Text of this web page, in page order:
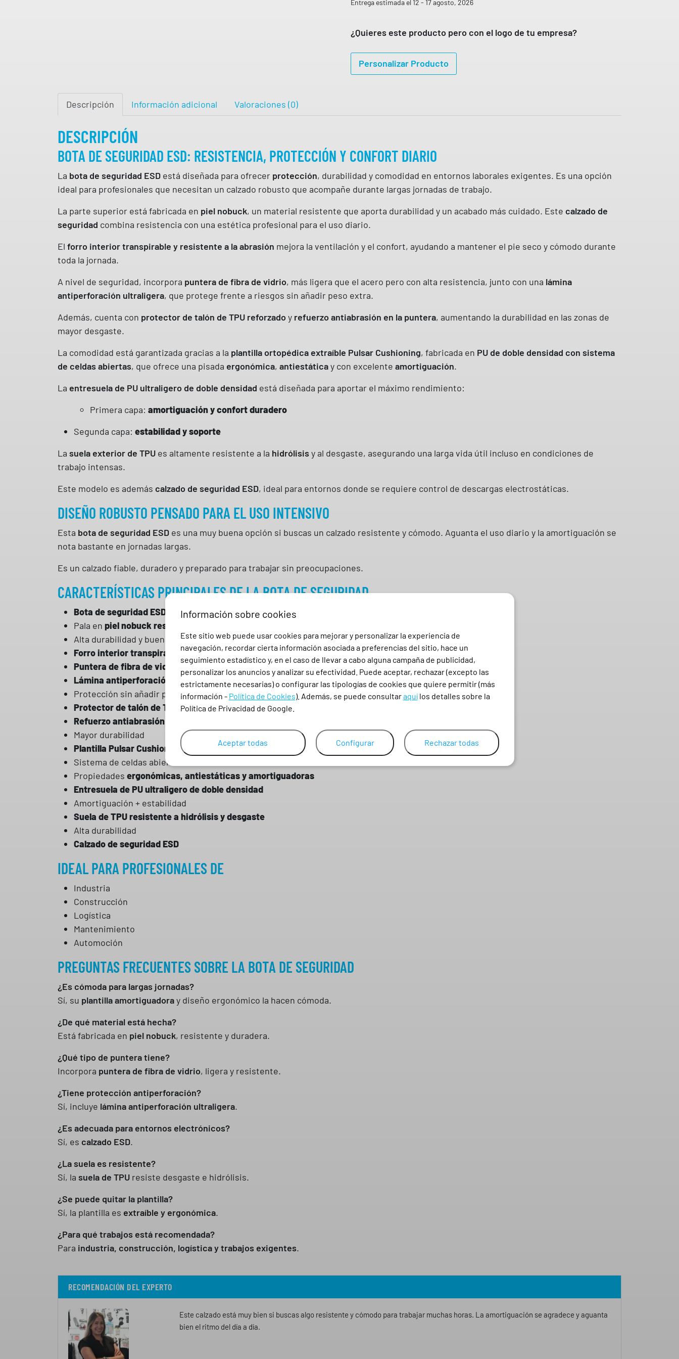
h
s
,
A
,
9
t
d
s
e
a
X
-
M
O
N
3
R
F
O
a
e
a
d
Entrega estimada el 12 - 17 agosto, 2026
¿Quieres este producto pero con el logo de tu empresa?
Personalizar Producto
Descripción Información adicional Valoraciones (0)
DESCRIPCIÓN
BOTA DE SEGURIDAD ESD: RESISTENCIA, PROTECCIÓN Y CONFORT DIARIO
La bota de seguridad ESD está diseñada para ofrecer protección, durabilidad y comodidad en entornos laborales exigentes. Es una opción
ideal para profesionales que necesitan un calzado robusto que acompañe durante largas jornadas de trabajo.
La parte superior está fabricada en piel nobuck, un material resistente que aporta durabilidad y un acabado más cuidado. Este calzado de
seguridad combina resistencia con una estética profesional para el uso diario.
El forro interior transpirable y resistente a la abrasión mejora la ventilación y el confort, ayudando a mantener el pie seco y cómodo durante
toda la jornada.
A nivel de seguridad, incorpora puntera de fibra de vidrio, más ligera que el acero pero con alta resistencia, junto con una lámina
antiperforación ultraligera, que protege frente a riesgos sin añadir peso extra.
Además, cuenta con protector de talón de TPU reforzadoy refuerzo antiabrasión en la puntera, aumentando la durabilidad en las zonas de
mayor desgaste.
La comodidad está garantizada gracias a la plantilla ortopédica extraíble Pulsar Cushioning, fabricada en PU de doble densidad con sistema
de celdas abiertas, que ofrece una pisada ergonómica, antiestáticay con excelente amortiguación.
La entresuela de PU ultraligero de doble densidad está diseñada para aportar el máximo rendimiento:
Primera capa: amortiguación y confort duradero
Segunda capa: estabilidad y soporte
La suela exterior de TPU es altamente resistente a la hidrólisisy al desgaste, asegurando una larga vida útil incluso en condiciones de
trabajo intensas.
Este modelo es además calzado de seguridad ESD, ideal para entornos donde se requiere control de descargas electrostáticas.
DISEÑO ROBUSTO PENSADO PARA EL USO INTENSIVO
Esta bota de seguridad ESD es una muy buena opción si buscas un calzado resistente y cómodo. Aguanta el uso diario y la amortiguación se
nota bastante en jornadas largas.
Es un calzado fiable, duradero y preparado para trabajar sin preocupaciones.
CARACTERÍSTICAS PRINCIPALES DE LA BOTA DE SEGURIDAD
Bota de seguridad ESD
Pala en piel nobuck resistente
Alta durabilidad y buena presencia
Forro interior transpirable y resistente a la abrasión
Puntera de fibra de vidrio
ligera y resistente
Lámina antiperforación ultraligera
Protección sin añadir peso
Protector de talón de TPU reforzado
Refuerzo antiabrasión en la puntera
Mayor durabilidad
Plantilla Pulsar Cushioning en PU de doble densidad
Sistema de celdas abiertas
Propiedades ergonómicas, antiestáticas y amortiguadoras
Entresuela de PU ultraligero de doble densidad
Amortiguación + estabilidad
Suela de TPU resistente a hidrólisis y desgaste
Alta durabilidad
Calzado de seguridad ESD
IDEAL PARA PROFESIONALES DE
Industria
Construcción
Logística
Mantenimiento
Automoción
PREGUNTAS FRECUENTES SOBRE LA BOTA DE SEGURIDAD
¿Es cómoda para largas jornadas?
Sí, su plantilla amortiguadoray diseño ergonómico la hacen cómoda.
¿De qué material está hecha?
Está fabricada en piel nobuck, resistente y duradera.
¿Qué tipo de puntera tiene?
Incorpora puntera de fibra de vidrio, ligera y resistente.
¿Tiene protección antiperforación?
Sí, incluye lámina antiperforación ultraligera.
¿Es adecuada para entornos electrónicos?
Sí, es calzado ESD.
¿La suela es resistente?
Sí, la suela de TPU resiste desgaste e hidrólisis.
¿Se puede quitar la plantilla?
Sí, la plantilla es extraíble y ergonómica.
¿Para qué trabajos está recomendada?
Para industria, construcción, logística y trabajos exigentes.
RECOMENDACIÓN DEL EXPERTO
Este calzado está muy bien si buscas algo resistente y cómodo para trabajar muchas horas. La amortiguación se agradece y aguanta
bien el ritmo del día a día.
Información sobre cookies
Este sitio web puede usar cookies para mejorar y personalizar la experiencia de
navegación, recordar cierta información asociada a preferencias del sitio, hace un
seguimiento estadístico y, en el caso de llevar a cabo alguna campaña de publicidad,
personalizar los anuncios y analizar su efectividad. Puede aceptar, rechazar (excepto las
estrictamente necesarias) o configurar las tipologías de cookies que quiere permitir (más
información - Política de Cookies). Además, se puede consultaraquílos detalles sobre la
Política de Privacidad de Google.
Aceptar todas Configurar Rechazar todas